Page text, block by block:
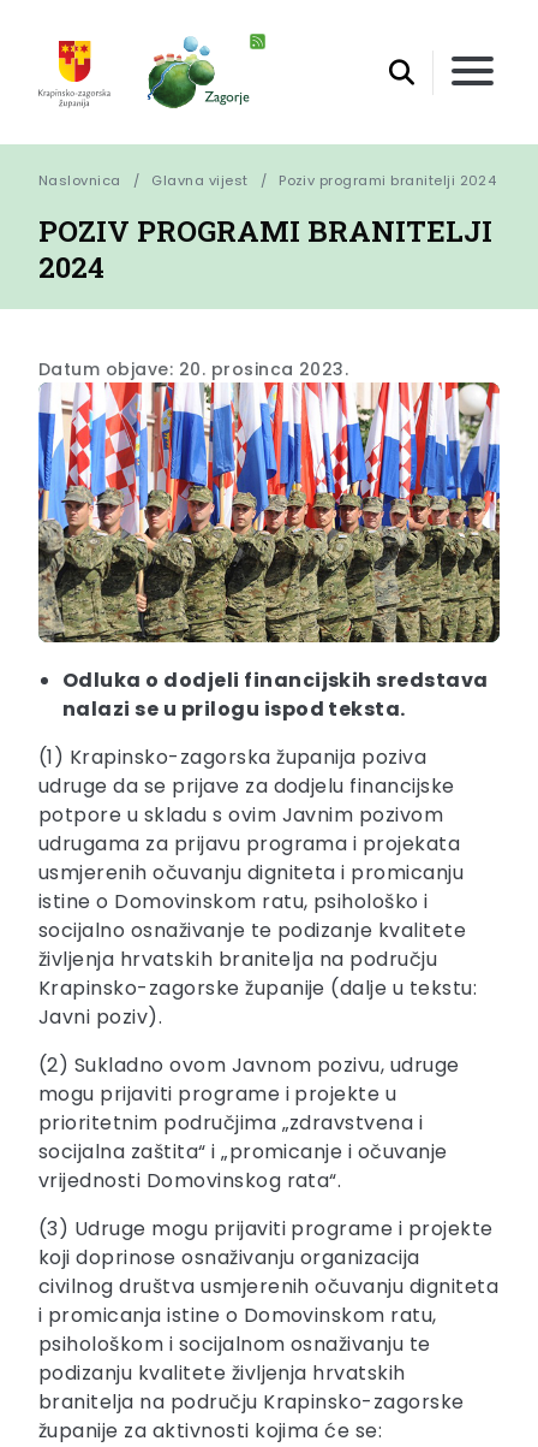
Naslovnica Glavna vijest Poziv programi branitelji 2024
POZIV PROGRAMI BRANITELJI
2024
Datum objave: 20. prosinca 2023.
Odluka o dodjeli financijskih sredstava
nalazi se u prilogu ispod teksta.
(1) Krapinsko-zagorska županija poziva
udruge da se prijave za dodjelu financijske
potpore u skladu s ovim Javnim pozivom
udrugama za prijavu programa i projekata
usmjerenih očuvanju digniteta i promicanju
istine o Domovinskom ratu, psihološko i
socijalno osnaživanje te podizanje kvalitete
življenja hrvatskih branitelja na području
Krapinsko-zagorske županije (dalje u tekstu:
Javni poziv).
(2) Sukladno ovom Javnom pozivu, udruge
mogu prijaviti programe i projekte u
prioritetnim područjima „zdravstvena i
socijalna zaštita“ i „promicanje i očuvanje
vrijednosti Domovinskog rata“.
(3) Udruge mogu prijaviti programe i projekte
koji doprinose osnaživanju organizacija
civilnog društva usmjerenih očuvanju digniteta
i promicanja istine o Domovinskom ratu,
psihološkom i socijalnom osnaživanju te
podizanju kvalitete življenja hrvatskih
branitelja na području Krapinsko-zagorske
županije za aktivnosti kojima će se: